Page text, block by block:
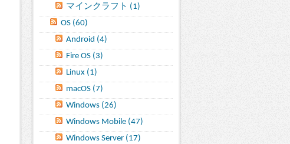
マインクラフト (1)
OS (60)
Android (4)
Fire OS (3)
Linux (1)
macOS (7)
Windows (26)
Windows Mobile (47)
Windows Server (17)